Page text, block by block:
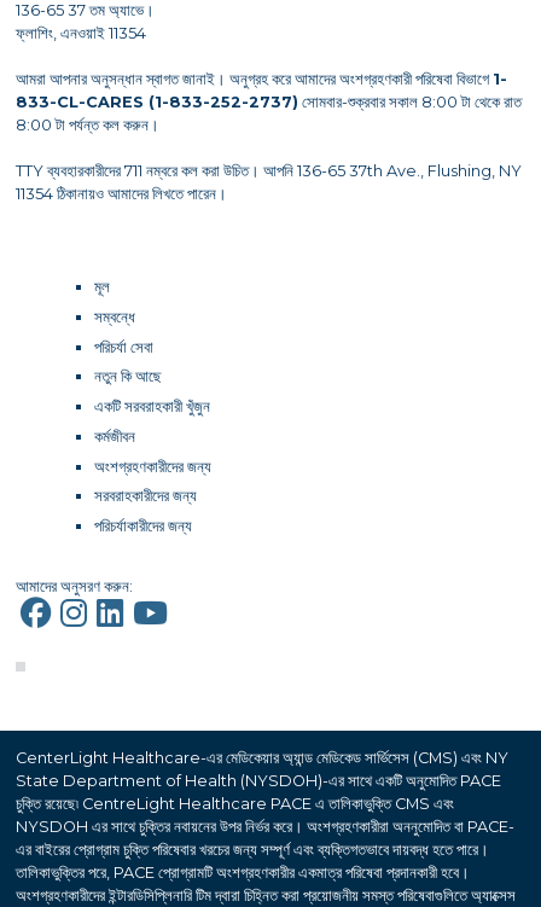
136-65 37 তম অ্যাভে।
ফ্লাশিং, এনওয়াই 11354
আমরা আপনার অনুসন্ধান স্বাগত জানাই। অনুগ্রহ করে আমাদের অংশগ্রহণকারী পরিষেবা বিভাগে 1-
833-CL-CARES (1-833-252-2737) সোমবার-শুক্রবার সকাল 8:00 টা থেকে রাত
8:00 টা পর্যন্ত কল করুন।
TTY ব্যবহারকারীদের 711 নম্বরে কল করা উচিত। আপনি 136-65 37th Ave., Flushing, NY
11354 ঠিকানায়ও আমাদের লিখতে পারেন।
মূল
সম্বন্ধে
পরিচর্যা সেবা
নতুন কি আছে
একটি সরবরাহকারী খুঁজুন
কর্মজীবন
অংশগ্রহণকারীদের জন্য
সরবরাহকারীদের জন্য
পরিচর্যাকারীদের জন্য
আমাদের অনুসরণ করুন:
CenterLight Healthcare-এর মেডিকেয়ার অ্যান্ড মেডিকেড সার্ভিসেস (CMS) এবং NY
State Department of Health (NYSDOH)-এর সাথে একটি অনুমোদিত PACE
চুক্তি রয়েছে৷ CentreLight Healthcare PACE এ তালিকাভুক্তি CMS এবং
NYSDOH এর সাথে চুক্তির নবায়নের উপর নির্ভর করে। অংশগ্রহণকারীরা অননুমোদিত বা PACE-
এর বাইরের প্রোগ্রাম চুক্তি পরিষেবার খরচের জন্য সম্পূর্ণ এবং ব্যক্তিগতভাবে দায়বদ্ধ হতে পারে।
তালিকাভুক্তির পরে, PACE প্রোগ্রামটি অংশগ্রহণকারীর একমাত্র পরিষেবা প্রদানকারী হবে।
অংশগ্রহণকারীদের ইন্টারডিসিপ্লিনারি টিম দ্বারা চিহ্নিত করা প্রয়োজনীয় সমস্ত পরিষেবাগুলিতে অ্যাক্সেস